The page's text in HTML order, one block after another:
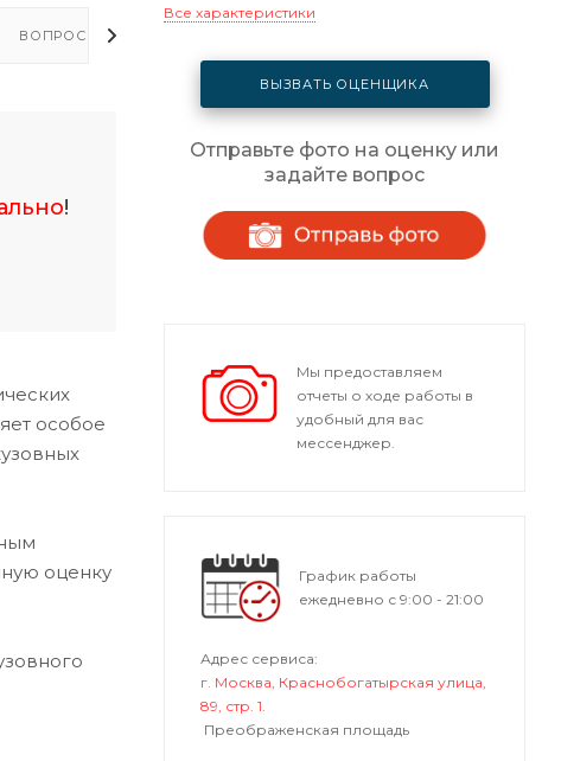
ВОПРОСЫ - ОТВЕТЫ
!
особое
оценку
Все характеристики
ВЫЗВАТЬ ОЦЕНЩИКА
Отправьте фото на оценку или
задайте вопрос
Мы предоставляем
отчеты о ходе работы в
удобный для вас
мессенджер.
График работы
ежедневно с 9:00 - 21:00
Адрес сервиса:
г. Москва, Краснобогатырская улица,
89, стр. 1.
Преображенская площадь